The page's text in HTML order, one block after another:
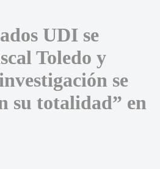
UDI se
Toledo y
se
su totalidad” en